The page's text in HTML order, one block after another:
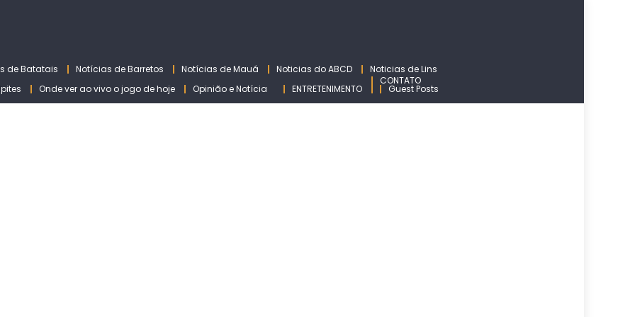
de Batatais Notícias de Barretos Notícias de Mauá Noticias do ABCD
Noticias de Lins
Onde ver ao vivo o jogo de hoje Opinião e Notícia ENTRETENIMENTO
CONTATO
Guest Posts